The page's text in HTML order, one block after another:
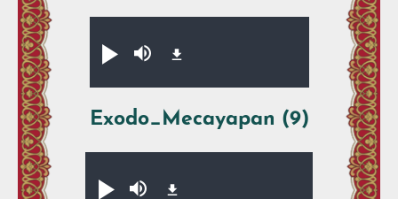
Xikpe̱walti̱y
Silenciar
Exodo_Mecayapan (9)
Xikpe̱walti̱y
Silenciar